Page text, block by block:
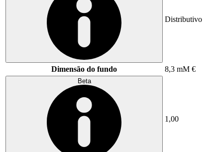
Distributivo
Dimensão do fundo 8,3 mM €
Beta
1,00